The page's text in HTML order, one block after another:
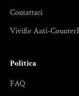
Contattaci
Vivifie Anti-
Politica
FAQ